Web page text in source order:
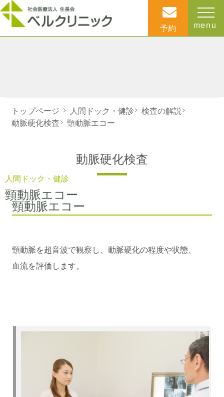
予約 menu
人間ドック・健診
頸動脈エコー
トップページ > 人間ドック・健診> 検査の解説>
動脈硬化検査> 頸動脈エコー
動脈硬化検査
頸動脈エコー
頸動脈を超音波で観察し、動脈硬化の程度や状態、
血流を評価します。